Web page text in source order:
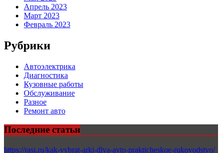
Апрель 2023
Март 2023
Февраль 2023
Рубрики
Автоэлектрика
Диагностика
Кузовные работы
Обслуживание
Разное
Ремонт авто
Последние статьи
https://rasi.ru/kak-vybrat-arki-dlya-avto-prakticheskoe-rukovodstvo/